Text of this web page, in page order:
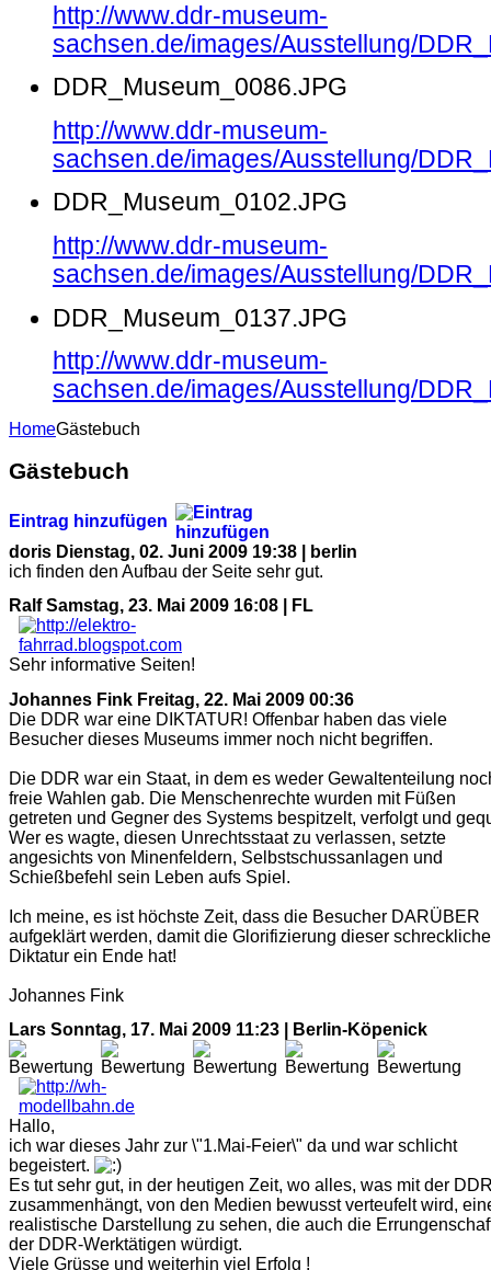
http://www.ddr-museum-
sachsen.de/images/Ausstellung/
DDR_Museum_0086.JPG
http://www.ddr-museum-
sachsen.de/images/Ausstellung/
DDR_Museum_0102.JPG
http://www.ddr-museum-
sachsen.de/images/Ausstellung/
DDR_Museum_0137.JPG
http://www.ddr-museum-
sachsen.de/images/Ausstellung/
HomeGästebuch
Gästebuch
Eintrag hinzufügen
doris Dienstag, 02. Juni 2009 19:38 | berlin
ich finden den Aufbau der Seite sehr gut.
Ralf Samstag, 23. Mai 2009 16:08 | FL
Sehr informative Seiten!
Johannes Fink Freitag, 22. Mai 2009 00:36
Die DDR war eine DIKTATUR! Offenbar haben das viele
Besucher dieses Museums immer noch nicht begriffen.
Die DDR war ein Staat, in dem es weder Gewaltenteilung
freie Wahlen gab. Die Menschenrechte wurden mit Füßen
getreten und Gegner des Systems bespitzelt, verfolgt und
Wer es wagte, diesen Unrechtsstaat zu verlassen, setzte
angesichts von Minenfeldern, Selbstschussanlagen und
Schießbefehl sein Leben aufs Spiel.
Ich meine, es ist höchste Zeit, dass die Besucher DARÜBER
aufgeklärt werden, damit die Glorifizierung dieser
Diktatur ein Ende hat!
Johannes Fink
Lars Sonntag, 17. Mai 2009 11:23 | Berlin-Köpenick
Hallo,
ich war dieses Jahr zur \"1.Mai-Feier\" da und war schlicht
begeistert.
Es tut sehr gut, in der heutigen Zeit, wo alles, was mit der
zusammenhängt, von den Medien bewusst verteufelt wird,
realistische Darstellung zu sehen, die auch die
der DDR-Werktätigen würdigt.
Viele Grüsse und weiterhin viel Erfolg !